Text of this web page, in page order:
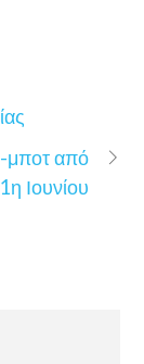
μποτ από
1η Ιουνίου